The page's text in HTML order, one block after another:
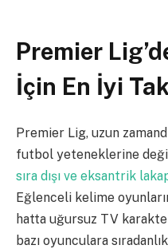
Premier
İçin En İyi
Premier Lig, uzun
futbol yeteneklerine
sıra dışı ve eksantrik
Eğlenceli kelime
hatta uğursuz TV
bazı oyunculara